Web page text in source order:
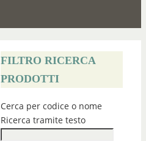
FILTRO RICERCA
PRODOTTI
Cerca per codice o nome
Ricerca tramite testo